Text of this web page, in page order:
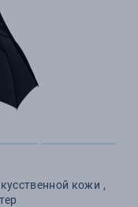
кожи ,